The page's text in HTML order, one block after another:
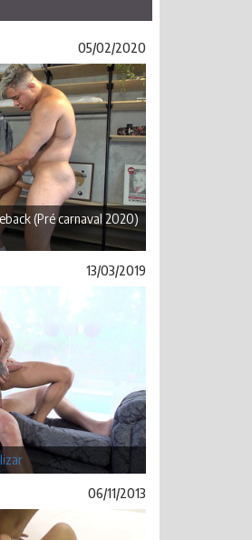
05/02/2020
(Pré carnaval 2020)
13/03/2019
06/11/2013